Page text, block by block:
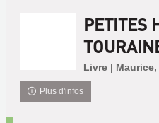
PETITES
Livre |
Plus d'infos